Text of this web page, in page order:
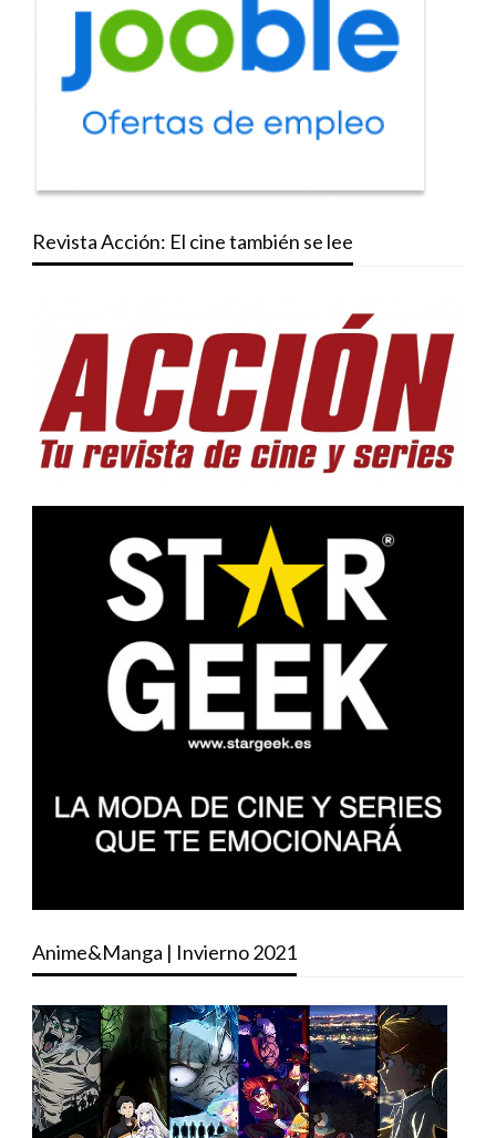
Revista Acción: El cine también se lee
Anime&Manga | Invierno 2021